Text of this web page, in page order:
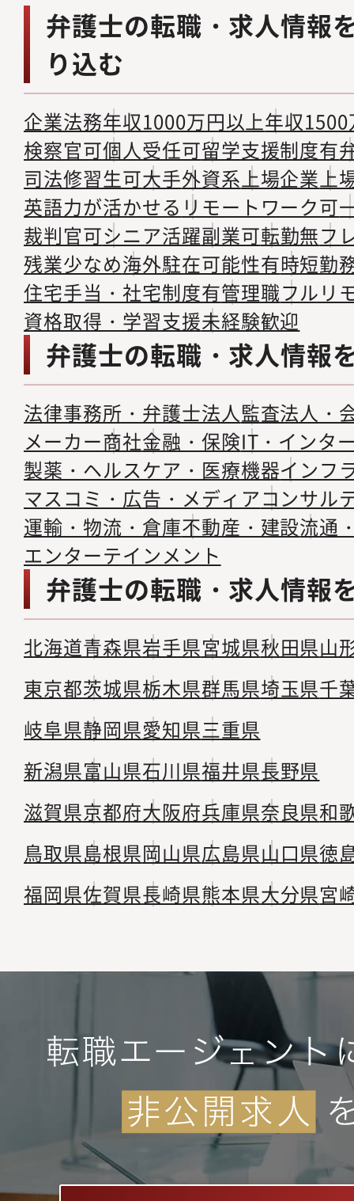
弁護士の転職・求人情報
り込む
企業法務年収1000万円以上年収
検察官可個人受任可留学支援制度有
司法修習生可大手外資系上場企業上
英語力が活かせる リモートワーク可
裁判官可シニア活躍副業可転勤無フ
残業少なめ海外駐在可能性有時短勤
住宅手当・社宅制度有管理職フルリ
資格取得・学習支援未経験歓迎
弁護士の転職・求人情報
法律事務所・弁護士法人監査法人・
メーカー商社金融・保険IT・インタ
製薬・ヘルスケア・医療機器インフ
マスコミ・広告・メディアコンサル
運輸・物流・倉庫不動産・建設流通
エンターテインメント
弁護士の転職・求人情報
北海道青森県岩手県宮城県秋田県山
東京都茨城県栃木県群馬県埼玉県千
岐阜県静岡県愛知県三重県
新潟県富山県石川県福井県長野県
滋賀県京都府大阪府兵庫県奈良県和
鳥取県島根県岡山県広島県山口県徳
福岡県佐賀県長崎県熊本県大分県宮